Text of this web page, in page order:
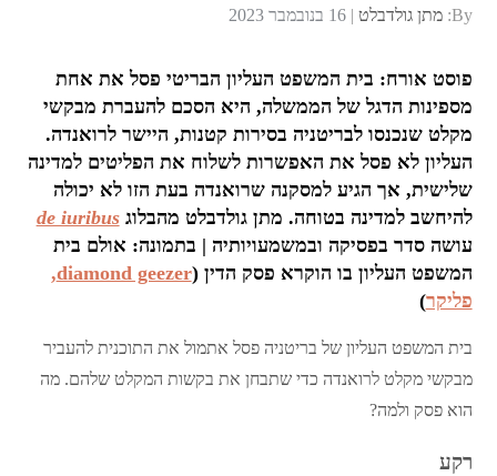
By: מתן גולדבלט
Posted
16 בנובמבר 2023
פוסט אורח: בית המשפט העליון הבריטי פסל את אחת
מספינות הדגל של הממשלה, היא הסכם להעברת מבקשי
מקלט שנכנסו לבריטניה בסירות קטנות, היישר לרואנדה.
העליון לא פסל את האפשרות לשלוח את הפליטים למדינה
שלישית, אך הגיע למסקנה שרואנדה בעת הזו לא יכולה
להיחשב למדינה בטוחה. מתן גולדבלט מהבלוגde iuribus
עושה סדר בפסיקה ובמשמעויותיה | בתמונה: אולם בית
המשפט העליון בו הוקרא פסק הדין (
diamond geezer,
פליקר)
בית המשפט העליון של בריטניה פסל אתמול את התוכנית להעביר
מבקשי מקלט לרואנדה כדי שתבחן את בקשות המקלט שלהם. מה
הוא פסק ולמה?
רקע